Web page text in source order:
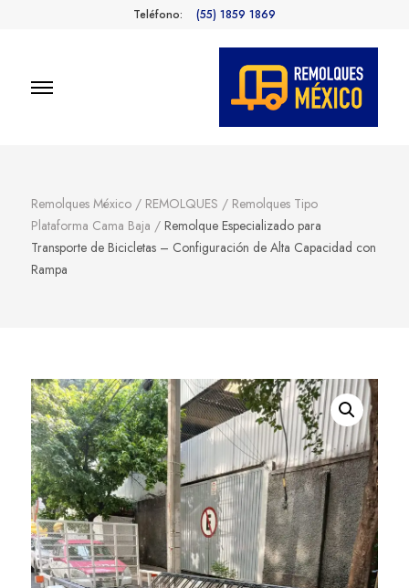
Teléfono: (55) 1859 1869
Remolques México / REMOLQUES / Remolques Tipo
Plataforma Cama Baja / Remolque Especializado para
Transporte de Bicicletas – Configuración de Alta Capacidad con
Rampa